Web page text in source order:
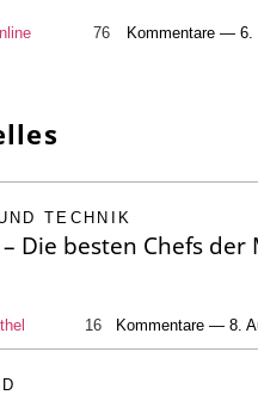
76 Kommentare — 6.
TECHNIK
Die besten Chefs der
16 Kommentare — 8.